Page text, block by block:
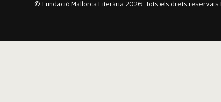
© Fundació Mallorca Literària 2026. Tots els drets reservats.